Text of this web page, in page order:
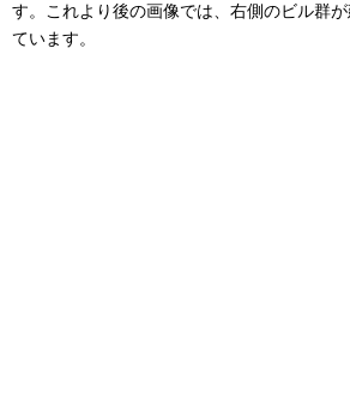
す。これより後の画像では、右側のビル群
ています。